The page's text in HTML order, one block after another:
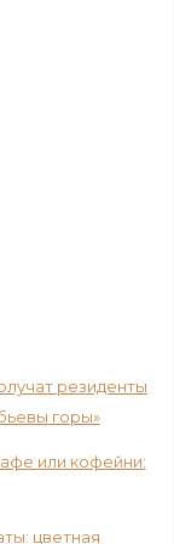
резиденты
горы»
или кофейни:
цветная